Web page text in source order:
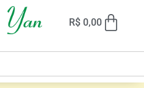
R$ 0,00